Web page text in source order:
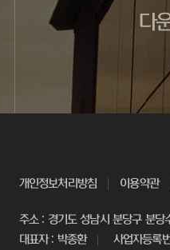
다
개인정보처리방침 이용약관
주소 : 경기도 성남시 분당구 분
대표자 : 박종환
사업자등록